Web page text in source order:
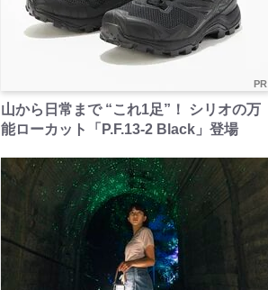
PR
山から日常まで “これ1足”！ シリオの万
能ローカット「P.F.13-2 Black」登場